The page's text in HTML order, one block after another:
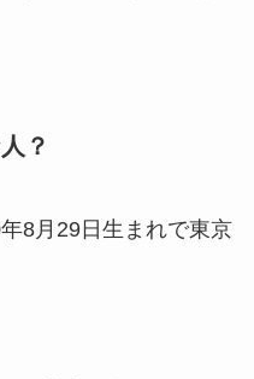
？
8月29日生まれで東京